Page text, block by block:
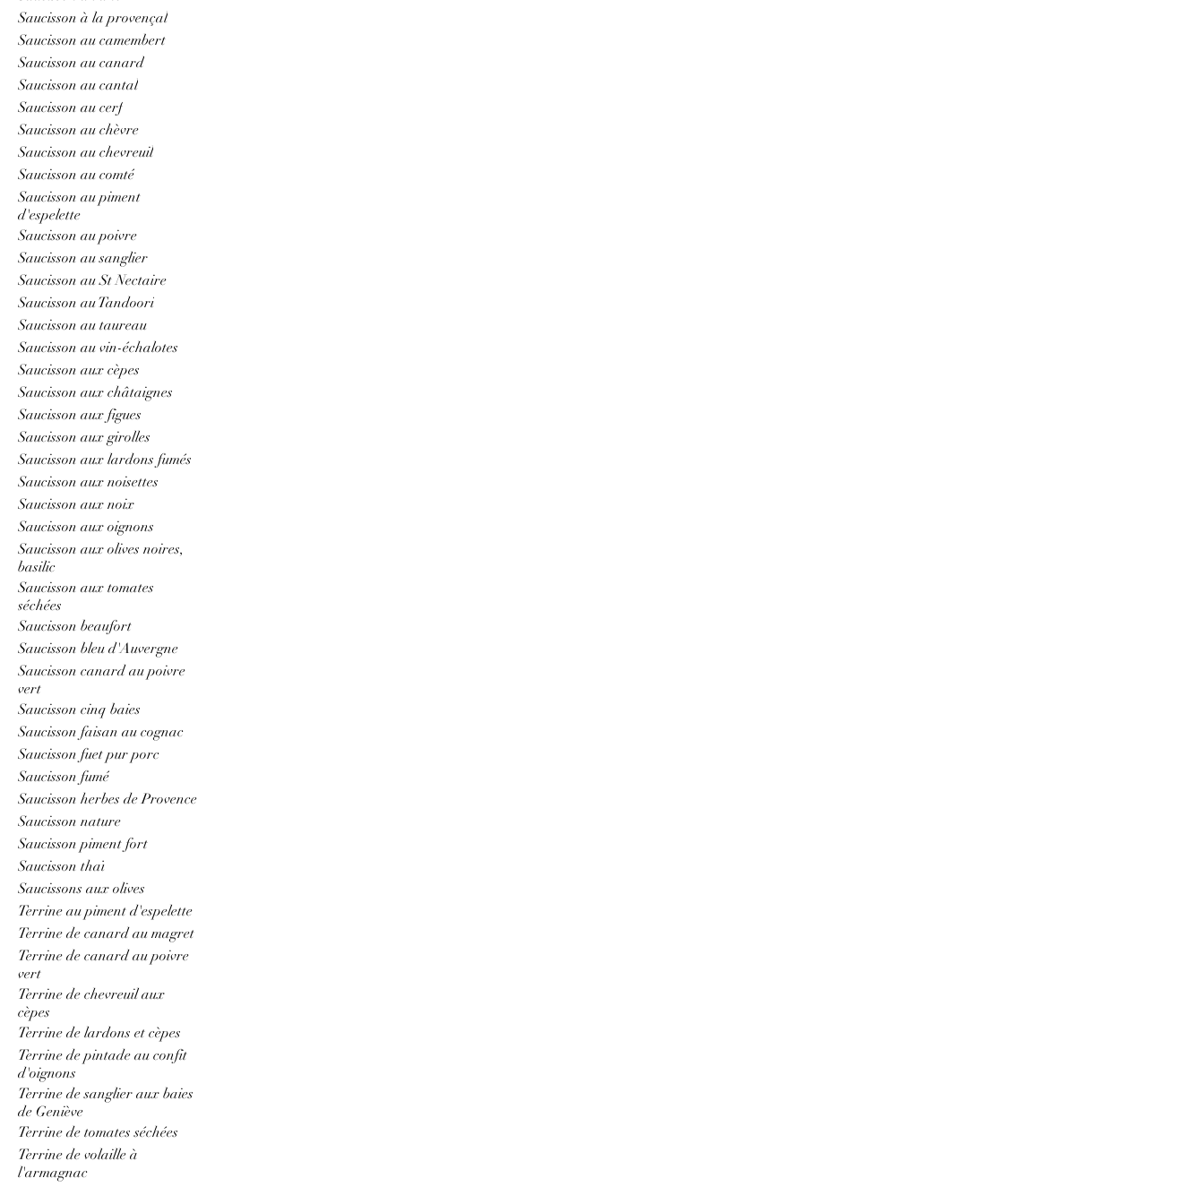
Saucisson à la provençal
Saucisson au camembert
Saucisson au canard
Saucisson au cantal
Saucisson au cerf
Saucisson au chèvre
Saucisson au chevreuil
Saucisson au comté
Saucisson au piment
d'espelette
Saucisson au poivre
Saucisson au sanglier
Saucisson au St Nectaire
Saucisson au Tandoori
Saucisson au taureau
Saucisson au vin-échalotes
Saucisson aux cèpes
Saucisson aux châtaignes
Saucisson aux figues
Saucisson aux girolles
Saucisson aux lardons fumés
Saucisson aux noisettes
Saucisson aux noix
Saucisson aux oignons
Saucisson aux olives noires,
basilic
Saucisson aux tomates
séchées
Saucisson beaufort
Saucisson bleu d'Auvergne
Saucisson canard au poivre
vert
Saucisson cinq baies
Saucisson faisan au cognac
Saucisson fuet pur porc
Saucisson fumé
Saucisson herbes de Provence
Saucisson nature
Saucisson piment fort
Saucisson thaï
Saucissons aux olives
Terrine au piment d'espelette
Terrine de canard au magret
Terrine de canard au poivre
vert
Terrine de chevreuil aux
cèpes
Terrine de lardons et cèpes
Terrine de pintade au confit
d'oignons
Terrine de sanglier aux baies
de Geniève
Terrine de tomates séchées
Terrine de volaille à
l'armagnac